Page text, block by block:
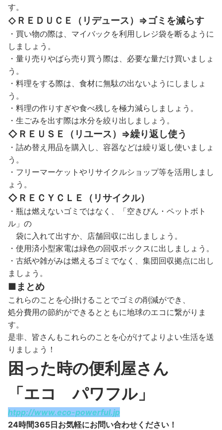
す。
◇ ＲＥＤＵＣＥ（リデュース）⇒ゴミを減らす
・買い物の際は、マイバックを利用しレジ袋を断るように
しましょう。
・量り売りやばら売り買う際は、必要な量だけ買いましょ
う。
・料理をする際は、食材に無駄の出ないようにしましょ
う。
・料理の作りすぎや食べ残しを極力減らしましょう。
・生ごみを出す際は水分を絞り出しましょう。
◇ＲＥＵＳＥ（リユース）⇒繰り返し使う
・詰め替え用品を購入し、容器などは繰り返し使いましょ
う。
・フリーマーケットやリサイクルショップ等を活用しまし
ょう。
◇ＲＥＣＹＣＬＥ（リサイクル）
・瓶は燃えないゴミではなく、「空きびん・ペットボト
ル」の
袋に入れて出すか、店舗回収に出しましょう。
・使用済小型家電は緑色の回収ボックスに出しましょう。
・古紙や雑がみは燃えるゴミでなく、集団回収拠点に出し
ましょう。
■まとめ
これらのことを心掛けることでゴミの削減ができ、
処分費用の節約ができるとともに地球のエコに繋がりま
す。
是非、皆さんもこれらのことを心がけてよりよい生活を送
りましょう！
困った時の便利屋さん
「エコ パワフル」
htpp://www.eco-powerful.jp
24時間365日お気軽にお問い合わせください！